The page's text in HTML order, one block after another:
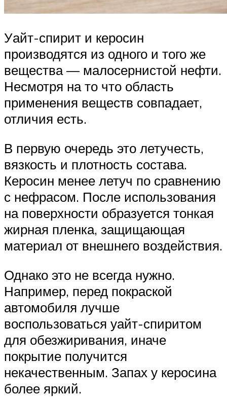
Уайт-спирит и керосин
производятся из одного и того же
вещества — малосернистой нефти.
Несмотря на то что область
применения веществ совпадает,
отличия есть.
В первую очередь это летучесть,
вязкость и плотность состава.
Керосин менее летуч по сравнению
с нефрасом. После использования
на поверхности образуется тонкая
жирная пленка, защищающая
материал от внешнего воздействия.
Однако это не всегда нужно.
Например, перед покраской
автомобиля лучше
воспользоваться уайт-спиритом
для обезжиривания, иначе
покрытие получится
некачественным. Запах у керосина
более яркий.